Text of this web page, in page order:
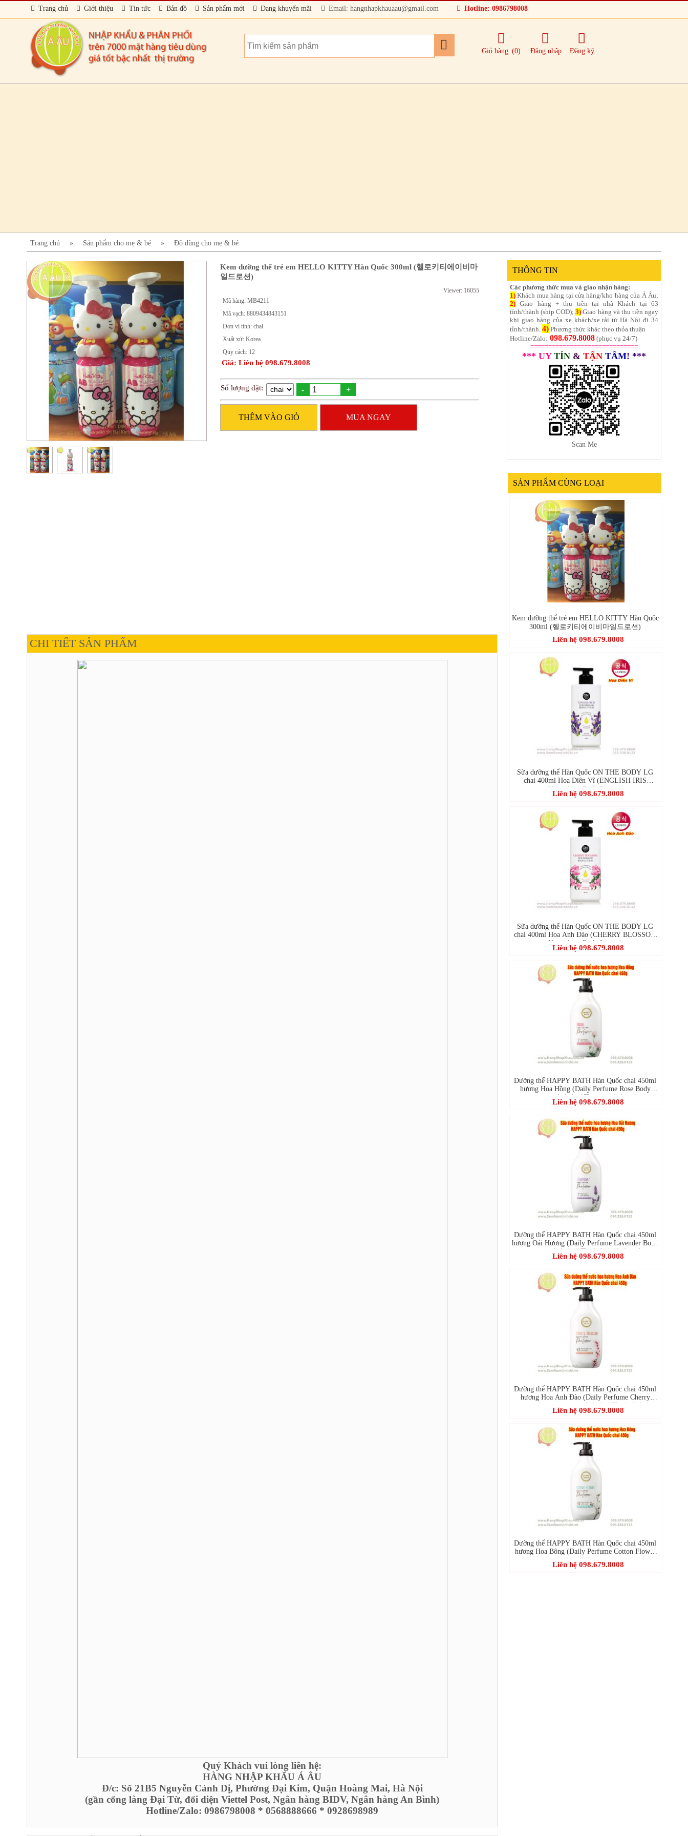
Trang chủ Giới thiệu Tin tức Bản đồ Sản phẩm mới Đang khuyến mãi Email: hangnhapkhauaau@gmail.com Hotline: 0986798008
Giỏ hàng (0) Đăng nhập Đăng ký
Trang chủ » Sản phẩm cho mẹ & bé » Đồ dùng cho mẹ & bé
Kem dưỡng thể trẻ em HELLO KITTY Hàn Quốc 300ml (헬로키티에이비마
일드로션)
Viewer: 16055
Mã hàng: MB4211
Mã vạch: 8809434843151
Đơn vị tính: chai
Xuất xứ: Korea
Quy cách: 12
Giá: Liên hệ 098.679.8008
Số lượng đặt: - +
THÊM VÀO GIỎ MUA NGAY
CHI TIẾT SẢN PHẨM
Quý Khách vui lòng liên hệ:
HÀNG NHẬP KHẨU Á ÂU
Đ/c: Số 21B5 Nguyễn Cảnh Dị, Phường Đại Kim, Quận Hoàng Mai, Hà Nội
(gần cổng làng Đại Từ, đối diện Viettel Post, Ngân hàng BIDV, Ngân hàng An Bình)
Hotline/Zalo: 0986798008 * 0568888666 * 0928698989
THÔNG TIN
Các phương thức mua và giao nhận hàng:
1) Khách mua hàng tại cửa hàng/kho hàng của Á Âu;
2) Giao hàng + thu tiền tại nhà Khách tại 63
tỉnh/thành (ship COD);3) Giao hàng và thu tiền ngay
khi giao hàng của xe khách/xe tải từ Hà Nội đi 34
tỉnh/thành. 4) Phương thức khác theo thỏa thuận
Hotline/Zalo: 098.679.8008 (phục vụ 24/7)
==============================
*** UY TÍN & TẬN TÂM! ***
Scan Me
SẢN PHẨM CÙNG LOẠI
Kem dưỡng thể trẻ em HELLO KITTY Hàn Quốc
300ml (헬로키티에이비마일드로션)
Liên hệ 098.679.8008
Sữa dưỡng thể Hàn Quốc ON THE BODY LG
chai 400ml Hoa Diên Vĩ (ENGLISH IRIS
Nourishing Body Lotion)
Liên hệ 098.679.8008
Sữa dưỡng thể Hàn Quốc ON THE BODY LG
chai 400ml Hoa Anh Đào (CHERRY BLOSSOM
Nourishing Body Lotion)
Liên hệ 098.679.8008
Dưỡng thể HAPPY BATH Hàn Quốc chai 450ml
hương Hoa Hồng (Daily Perfume Rose Body
Lotion-데일리 퍼퓸 로즈 바디로션)
Liên hệ 098.679.8008
Dưỡng thể HAPPY BATH Hàn Quốc chai 450ml
hương Oải Hương (Daily Perfume Lavender Body
Lotion-데일리 퍼퓸 라벤더 바디로션)
Liên hệ 098.679.8008
Dưỡng thể HAPPY BATH Hàn Quốc chai 450ml
hương Hoa Anh Đào (Daily Perfume Cherry
Blossom Body Lotion-데일리 퍼퓸 체리블라썸
바디로션)
Liên hệ 098.679.8008
Dưỡng thể HAPPY BATH Hàn Quốc chai 450ml
hương Hoa Bông (Daily Perfume Cotton Flower
Body Lotion-데일리 퍼퓸 코튼 플라워 바디로
션)
Liên hệ 098.679.8008